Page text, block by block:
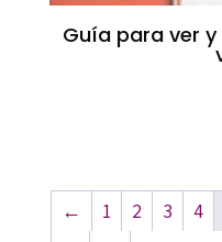
Guía para ver
← 1 2 3 4